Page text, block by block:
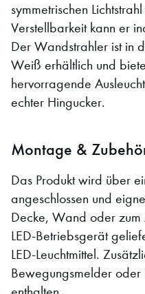
symmetrischen
Verstellbarkeit kann er
Der Wandstrahler ist in
Weiß erhältlich und
hervorragende
echter Hingucker.
Montage &
Das Produkt wird über
angeschlossen und
Decke, Wand oder zum
LED-Betriebsgerät
LED-Leuchtmittel.
Bewegungsmelder oder